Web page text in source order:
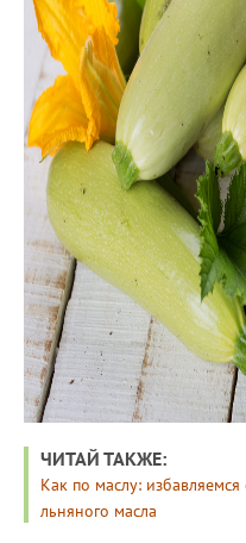
ЧИТАЙ ТАКЖЕ:
Как по маслу:
льняного масла